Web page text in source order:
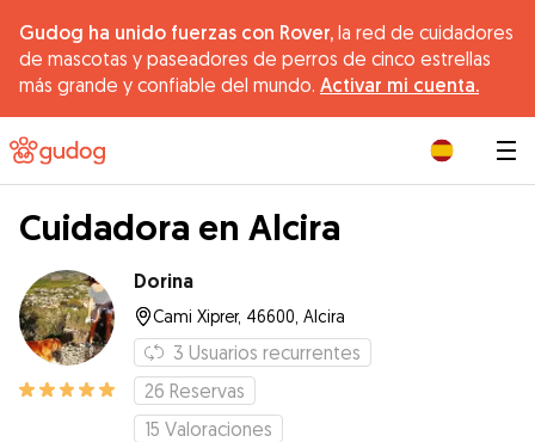
Gudog ha unido fuerzas con Rover, la red de cuidadores
de mascotas y paseadores de perros de cinco estrellas
más grande y confiable del mundo. Activar mi cuenta.
Cuidadora en Alcira
Dorina
Cami Xiprer, 46600, Alcira
3 Usuarios recurrentes
26 Reservas
15 Valoraciones